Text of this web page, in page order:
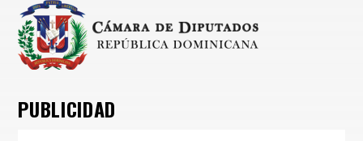
PUBLICIDAD